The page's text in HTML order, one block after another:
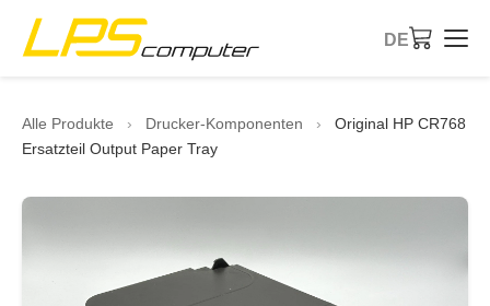
DE
Über die Firma
Alle Produkte › Drucker-Komponenten ›
Original HP CR768
Ersatzteil Output Paper Tray